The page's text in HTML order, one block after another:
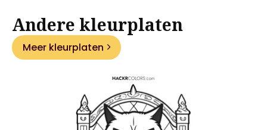
Andere kleurplaten
Meer kleurplaten